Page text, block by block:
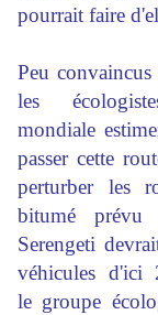
pourrait faire
Peu
les
mondiale
passer cette
perturber les
bitumé
Serengeti
véhicules d'ici
le groupe